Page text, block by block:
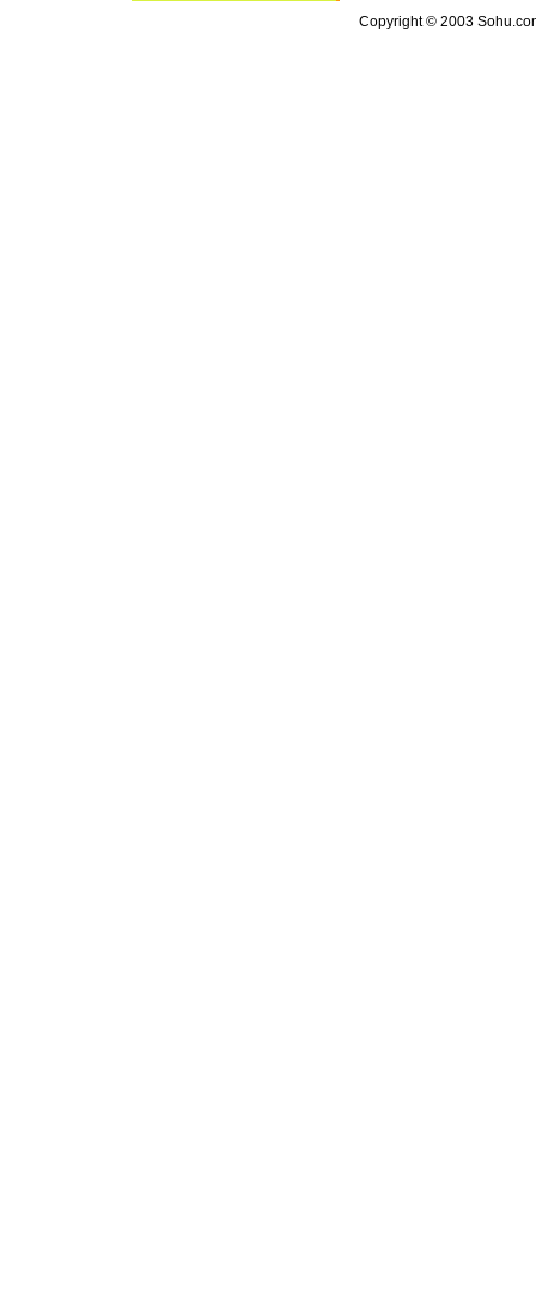
Copyright © 2003